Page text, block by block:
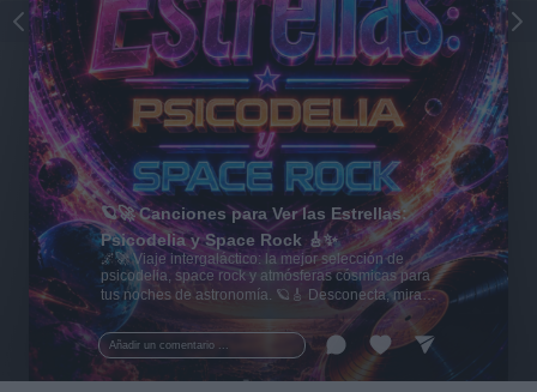
Añadir un comentario ...
🪐🚀 Canciones para Ver las Estrellas:
Psicodelia y Space Rock 🎸✨
🌌🚀 Viaje intergaláctico: la mejor selección de
psicodelia, space rock y atmósferas cósmicas para
tus noches de astronomía. 🪐🎸 Desconecta, mira
al firmamento y siente la gravedad cero. 💾 ¡Guarda
esta colección para tu próxima noche estrellada!
✨⭐